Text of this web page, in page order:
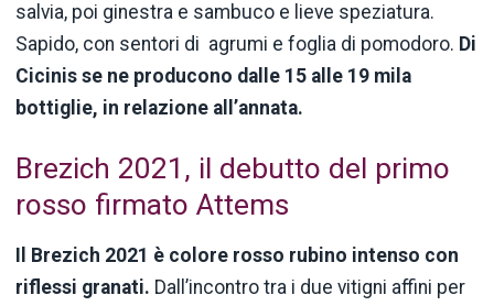
salvia, poi ginestra e sambuco e lieve speziatura.
Sapido, con sentori di agrumi e foglia di pomodoro. Di
Cicinis se ne producono dalle 15 alle 19 mila
bottiglie, in relazione all’annata.
Brezich 2021, il debutto del primo
rosso firmato Attems
Il Brezich 2021 è colore rosso rubino intenso con
riflessi granati. Dall’incontro tra i due vitigni affini per